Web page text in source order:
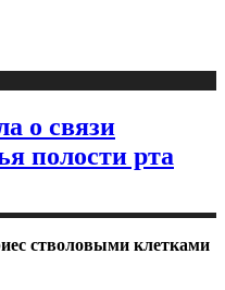
о связи
полости рта
стволовыми клетками